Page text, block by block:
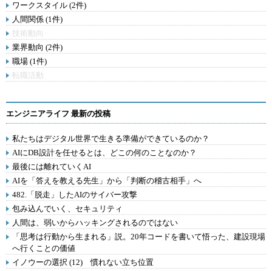
ワークスタイル (2件)
人間関係 (1件)
技術動向
業界動向 (2件)
職場 (1件)
転職活動
エンジニアライフ 最新の投稿
私たちはデジタル世界で生きる準備ができているのか？
AIにDB設計を任せるとは、どこの何のことなのか？
最後には離れていくAI
AIを「答えを教える先生」から「判断の稽古相手」へ
482.「脱走」したAIのサイバー攻撃
包み込んでいく、セキュリティ
人間は、弱いからハッキングされるのではない
「思考は行動から生まれる」説。20年コードを書いて悟った、建設現場
へ行くことの価値
イノウーの選択 (12) 慣れない立ち位置